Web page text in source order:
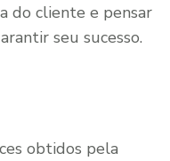
do cliente e pensar
seu sucesso.
obtidos pela